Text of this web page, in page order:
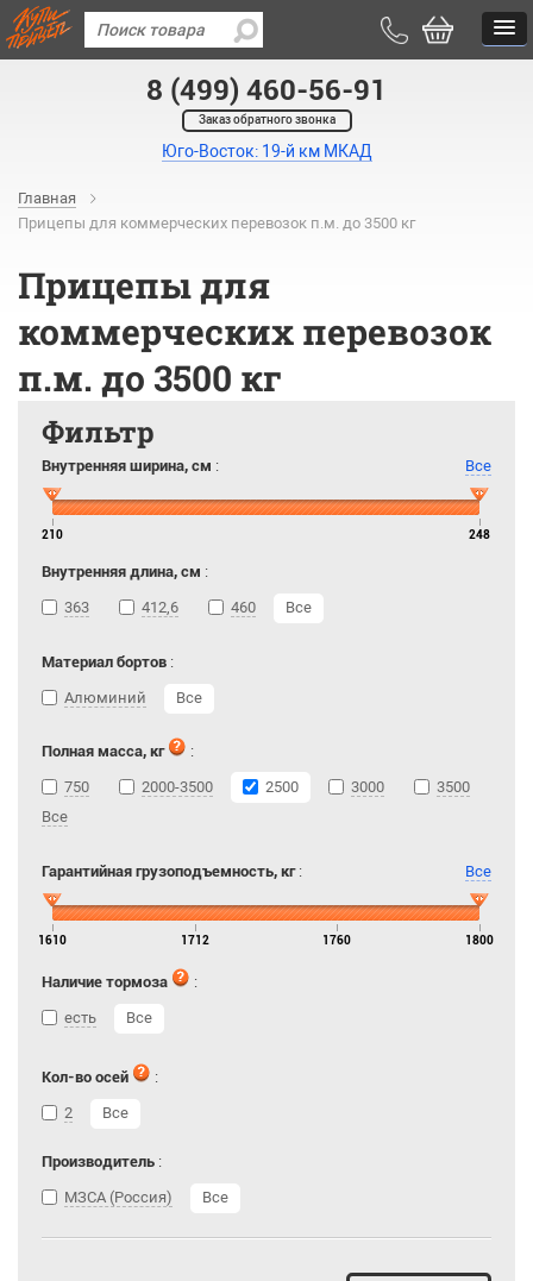
8 (499) 460-56-91
Заказ обратного звонка
Юго-Восток: 19-й км МКАД
Главная
Прицепы для коммерческих перевозок п.м. до 3500 кг
Прицепы для
коммерческих перевозок
п.м. до 3500 кг
Фильтр
Внутренняя ширина, см : Все
210 248
Внутренняя длина, см :
363
412,6 460 Все
Материал бортов :
Алюминий
Все
Полная масса, кг
:
750
2000-3500 2500 3000
3500
Все
Гарантийная грузоподъемность, кг: Все
1610 1712 1760 1800
Наличие тормоза
:
есть
Все
Кол-во осей
:
2
Все
Производитель :
МЗСА (Россия)
Все